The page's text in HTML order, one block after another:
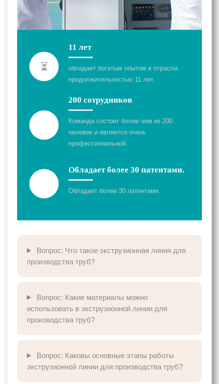
⏳
11 лет
обладает богатым опытом в отрасли
продолжительностью 11 лет
200 сотрудников
Команда состоит более чем из 200
человек и является очень
профессиональной.
Обладает более 30 патентами.
Обладает более 30 патентами.
Вопрос: Что такое экструзионная линия для
производства труб?
Вопрос: Какие материалы можно
использовать в экструзионной линии для
производства труб?
Вопрос: Каковы основные этапы работы
экструзионной линии для производства труб?